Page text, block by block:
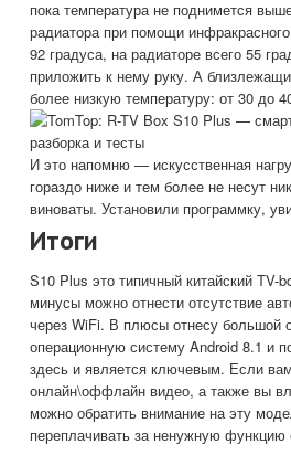
пока температура не поднимется
радиатора при помощи
92 градуса, на радиаторе всего 55
приложить к нему руку. А
более низкую температуру: от 30 до
И это напомню — искусственная
гораздо ниже и тем более не несут
виноваты. Установили программку,
Итоги
S10 Plus это типичный китайский
минусы можно отнести отсутствие
через WiFi. В плюсы отнесу большой
операционную систему Android 8.1 и
здесь и является ключевым. Если
онлайн\оффлайн видео, а также вы
можно обратить внимание на эту
переплачивать за ненужную функцию